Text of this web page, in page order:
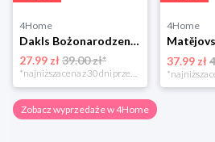
4Home
Dakls Bożonarodzeniowa poszewka na poduszkę Angel red, 40 x 40 cm 4-Home
27.99 zł39.00 zł*
*najniższa cena z 30 dni przed obniżką
4Home
37.99 zł
Zobacz wyprzedaże w 4Home